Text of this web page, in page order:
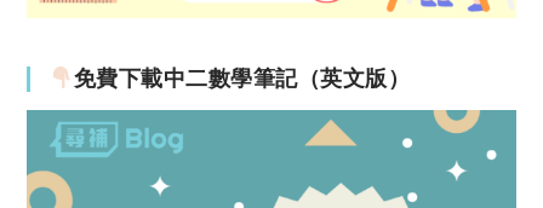
免費下載中二數學筆記（英文版）